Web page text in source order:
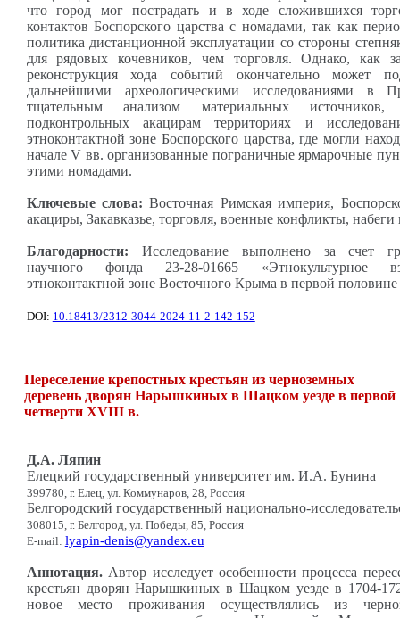
что город мог пострадать и в ходе сложившихся
контактов Боспорского царства с номадами, так как
политика дистанционной эксплуатации со стороны
для рядовых кочевников, чем торговля. Однако, как
реконструкция хода событий окончательно может
дальнейшими археологическими исследованиями в
тщательным анализом материальных
подконтрольных акацирам территориях и
этноконтактной зоне Боспорского царства, где могли
начале V вв. организованные пограничные ярмарочные
этими номадами.
Ключевые слова: Восточная Римская империя,
акациры, Закавказье, торговля, военные конфликты, набеги
Благодарности: Исследование выполнено за счет
научного фонда 23-28-01665 «Этнокультурное
этноконтактной зоне Восточного Крыма в первой
DOI: 10.18413/2312-3044-2024-11-2-142-152
Переселение крепостных крестьян из черноземных
деревень дворян Нарышкиных в Шацком уезде в первой
четверти XVIII в.
Д.А. Ляпин
Елецкий государственный университет им. И.А. Бунина
399780, г. Елец, ул. Коммунаров, 28, Россия
Белгородский государственный национально-
308015, г. Белгород, ул. Победы, 85, Россия
E-mail: lyapin-denis@yandex.eu
Аннотация.Автор исследует особенности процесса
крестьян дворян Нарышкиных в Шацком уезде в 1704-
новое место проживания осуществлялись из